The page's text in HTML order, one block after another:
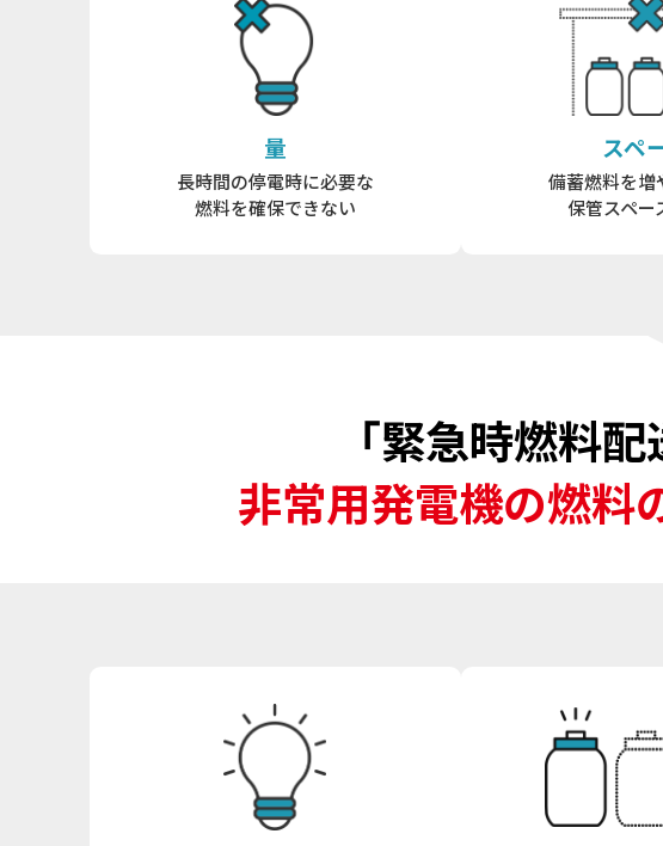
量
長時間の停電時に必要な
燃料を確保できない
スペ
備蓄燃料を増
保管スペー
「緊急時燃料
非常用発電機の燃料